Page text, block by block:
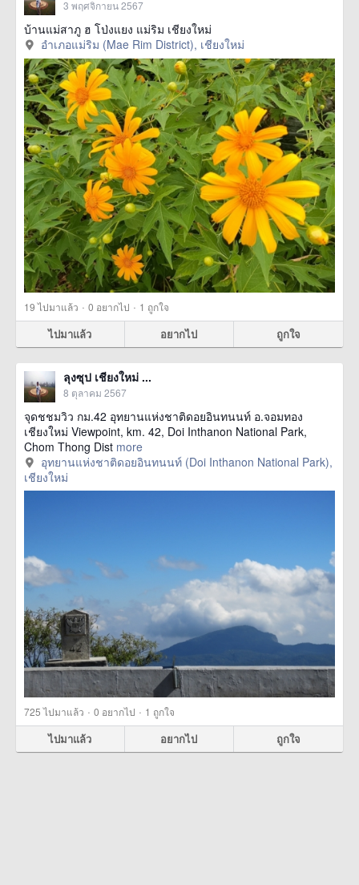
3 พฤศจิกายน 2567
บ้านแม่สาภู ฮ โป่งแยง แม่ริม เชียงใหม่
อำเภอแม่ริม (Mae Rim District), เชียงใหม่
19ไปมาแล้ว · 0 อยากไป · 1 ถูกใจ
ไปมาแล้ว อยากไป ถูกใจ
ลุงซุป เชียงใหม่ ...
8 ตุลาคม 2567
จุดชชมวิว กม.42 อุทยานแห่งชาติดอยอินทนนท์ อ.จอมทอง
เชียงใหม่ Viewpoint, km. 42, Doi Inthanon National Park,
Chom Thong Dist more
อุทยานแห่งชาติดอยอินทนนท์ (Doi Inthanon National Park),
เชียงใหม่
725ไปมาแล้ว · 0 อยากไป · 1 ถูกใจ
ไปมาแล้ว อยากไป ถูกใจ